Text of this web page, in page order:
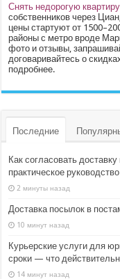
Снять недорогую
собственников через
цены стартуют от
районы с метро вроде
фото и отзывы,
договаривайтесь о
подробнее.
Последние
Как согласовать
практическое руководство
2 минуты назад
Доставка посылок в
10 минут назад
Курьерские услуги для
сроки — что
14 минут назад